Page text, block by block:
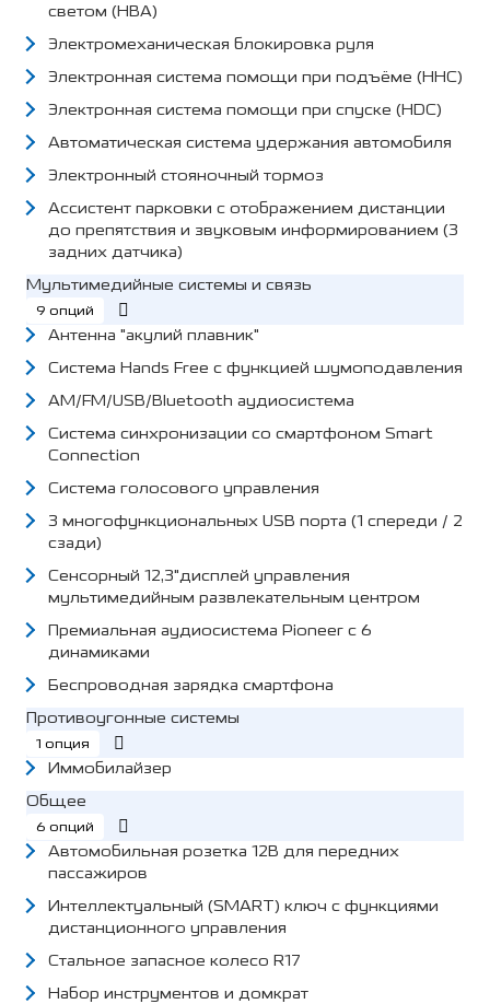
светом (HBA)
Электромеханическая блокировка руля
Электронная система помощи при подъёме (HHC)
Электронная система помощи при спуске (HDC)
Автоматическая система удержания автомобиля
Электронный стояночный тормоз
Ассистент парковки c отображением дистанции
до препятствия и звуковым информированием (3
задних датчика)
Мультимедийные системы и связь
9 опций
Антенна "акулий плавник"
Система Hands Free с функцией шумоподавления
AM/FM/USB/Bluetooth аудиосистема
Система синхронизации со смартфоном Smart
Connection
Система голосового управления
3 многофункциональных USB порта (1 спереди / 2
сзади)
Сенсорный 12,3"дисплей управления
мультимедийным развлекательным центром
Премиальная аудиосистема Pioneer с 6
динамиками
Беспроводная зарядка смартфона
Противоугонные системы
1 опция
Иммобилайзер
Общее
6 опций
Автомобильная розетка 12В для передних
пассажиров
Интеллектуальный (SMART) ключ с функциями
дистанционного управления
Стальное запасное колесо R17
Набор инструментов и домкрат